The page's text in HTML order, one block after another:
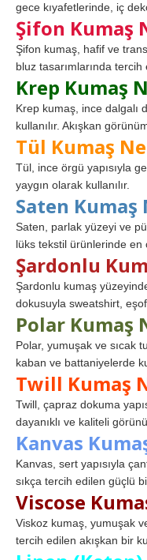
gece kıyafetlerinde, iç
Şifon Kumaş
Şifon kumaş, hafif ve
bluz tasarımlarında
Krep Kumaş
Krep kumaş, ince dalgalı
kullanılır. Akışkan
Tül Kumaş
Tül, ince örgü yapısıyla
yaygın olarak kullanılır.
Saten Kumaş
Saten, parlak yüzeyi ve
lüks tekstil ürünlerinde en
Şardonlu
Şardonlu kumaş
dokusuyla sweatshirt,
Polar Kumaş
Polar, yumuşak ve sıcak
kaban ve battaniyelerde
Twill Kumaş
Twill, çapraz dokuma
dayanıklı ve kaliteli
Kanvas
Kanvas, sert yapısıyla
sıkça tercih edilen güçlü
Viscose
Viskoz kumaş, yumuşak
tercih edilen akışkan bir